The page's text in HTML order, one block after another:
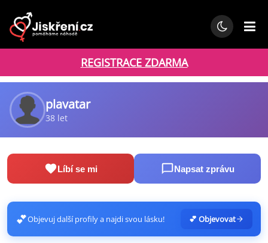
REGISTRACE ZDARMA
plavatar
38 let
Líbí se mi Napsat zprávu
💕Objevuj další profily a najdi svou lásku! 💕 Objevovat